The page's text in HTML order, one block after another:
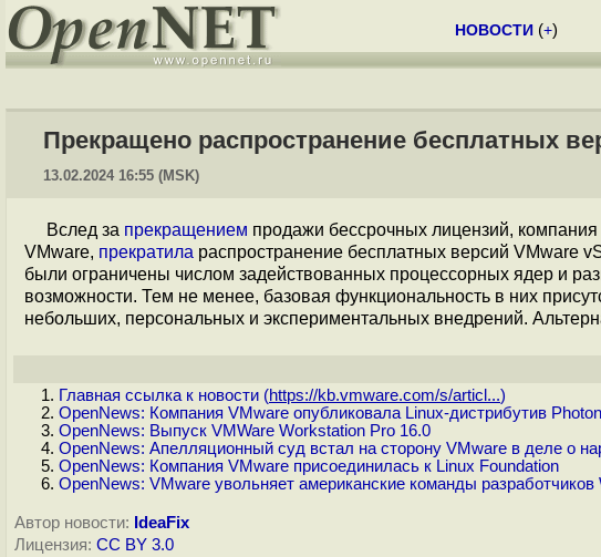
НОВОСТИ (+)
Прекращено распространение бесплатных
13.02.2024 16:55 (MSK)
Вслед за прекращением продажи бессрочных лицензий,
VMware, прекратила распространение бесплатных версий VMware
были ограничены числом задействованных процессорных ядер и
возможности. Тем не менее, базовая функциональность в них
небольших, персональных и экспериментальных внедрений.
Главная ссылка к новости (https://kb.vmware.com/s/articl...)
OpenNews: Компания VMware опубликовала Linux-дистрибутив
OpenNews: Выпуск VMWare Workstation Pro 16.0
OpenNews: Апелляционный суд встал на сторону VMware в деле о
OpenNews: Компания VMware присоединилась к Linux Foundation
OpenNews: VMware увольняет американские команды
Автор новости: IdeaFix
Лицензия: CC BY 3.0